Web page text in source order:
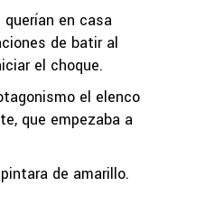
en casa
de batir al
el choque.
el elenco
que empezaba a
de amarillo.